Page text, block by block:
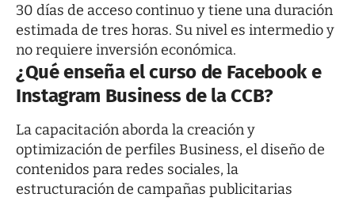
30 días de acceso continuo y tiene una duración
estimada de tres horas. Su nivel es intermedio y
no requiere inversión económica.
¿Qué enseña el curso de Facebook e
Instagram Business de la CCB?
La capacitación aborda la creación y
optimización de perfiles Business, el diseño de
contenidos para redes sociales, la
estructuración de campañas publicitarias